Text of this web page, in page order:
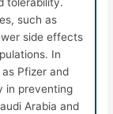
tolerability.
such as
side effects
In
Pfizer and
in preventing
Arabia and